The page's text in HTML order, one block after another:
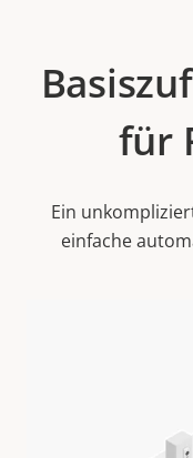
für
Ein
einfache